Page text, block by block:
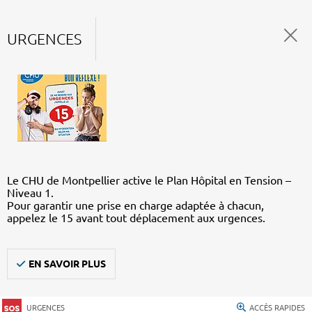
URGENCES
Le CHU de Montpellier active le Plan Hôpital en Tension –
Niveau 1.
Pour garantir une prise en charge adaptée à chacun,
appelez le 15 avant tout déplacement aux urgences.
EN SAVOIR PLUS
URGENCES ACCÈS RAPIDES